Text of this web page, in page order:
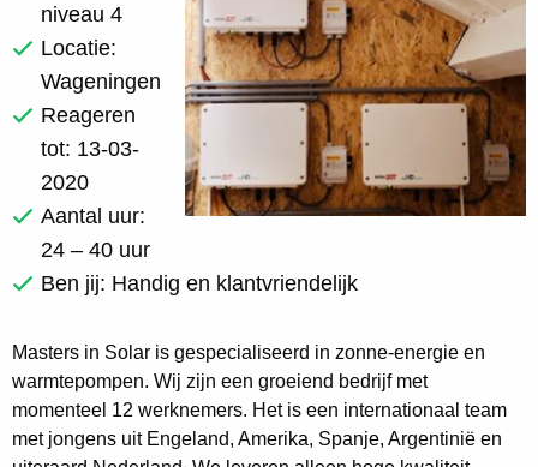
niveau 4
Locatie:
Wageningen
Reageren
tot: 13-03-
2020
Aantal uur:
24 – 40 uur
Ben jij: Handig en klantvriendelijk
Masters in Solar is gespecialiseerd in zonne-energie en
warmtepompen. Wij zijn een groeiend bedrijf met
momenteel 12 werknemers. Het is een internationaal team
met jongens uit Engeland, Amerika, Spanje, Argentinië en